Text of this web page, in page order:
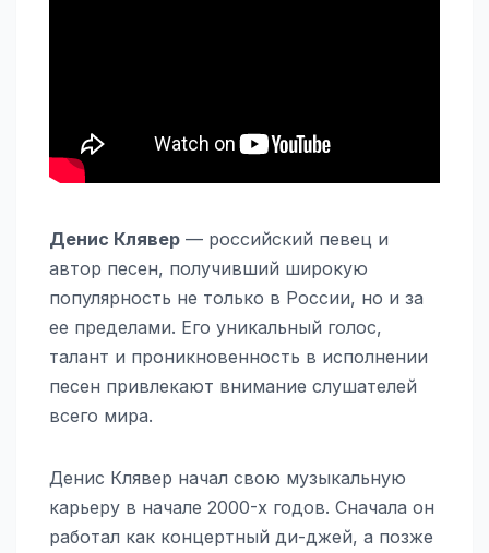
Денис Клявер — российский певец и
автор песен, получивший широкую
популярность не только в России, но и за
ее пределами. Его уникальный голос,
талант и проникновенность в исполнении
песен привлекают внимание слушателей
всего мира.
Денис Клявер начал свою музыкальную
карьеру в начале 2000-х годов. Сначала он
работал как концертный ди-джей, а позже